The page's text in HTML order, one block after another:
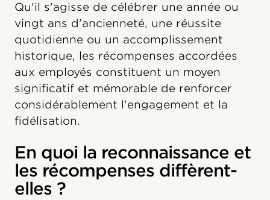
Qu'il s'agisse de célébrer une année ou
vingt ans d'ancienneté, une réussite
quotidienne ou un accomplissement
historique, les récompenses accordées
aux employés constituent un moyen
significatif et mémorable de renforcer
considérablement l'engagement et la
fidélisation.
En quoi la reconnaissance et
les récompenses diffèrent-
elles ?